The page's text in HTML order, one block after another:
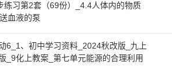
练习第2套（69份）_4.4人体内的物质
血液的泵
6_1、初中学习资料_2024秋改版_九上
_9化上教案_第七单元能源的合理利用